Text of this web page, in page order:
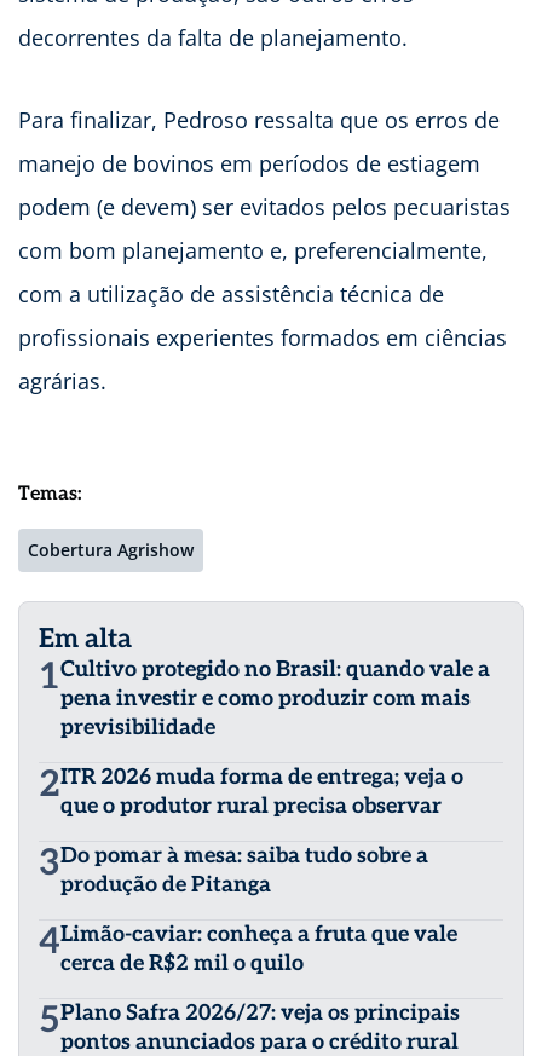
decorrentes da falta de planejamento.
Para finalizar, Pedroso ressalta que os erros de
manejo de bovinos em períodos de estiagem
podem (e devem) ser evitados pelos pecuaristas
com bom planejamento e, preferencialmente,
com a utilização de assistência técnica de
profissionais experientes formados em ciências
agrárias.
Temas:
Cobertura Agrishow
Em alta
1Cultivo protegido no Brasil: quando vale a
pena investir e como produzir com mais
previsibilidade
2ITR 2026 muda forma de entrega; veja o
que o produtor rural precisa observar
3Do pomar à mesa: saiba tudo sobre a
produção de Pitanga
4Limão-caviar: conheça a fruta que vale
cerca de R$2 mil o quilo
5Plano Safra 2026/27: veja os principais
pontos anunciados para o crédito rural